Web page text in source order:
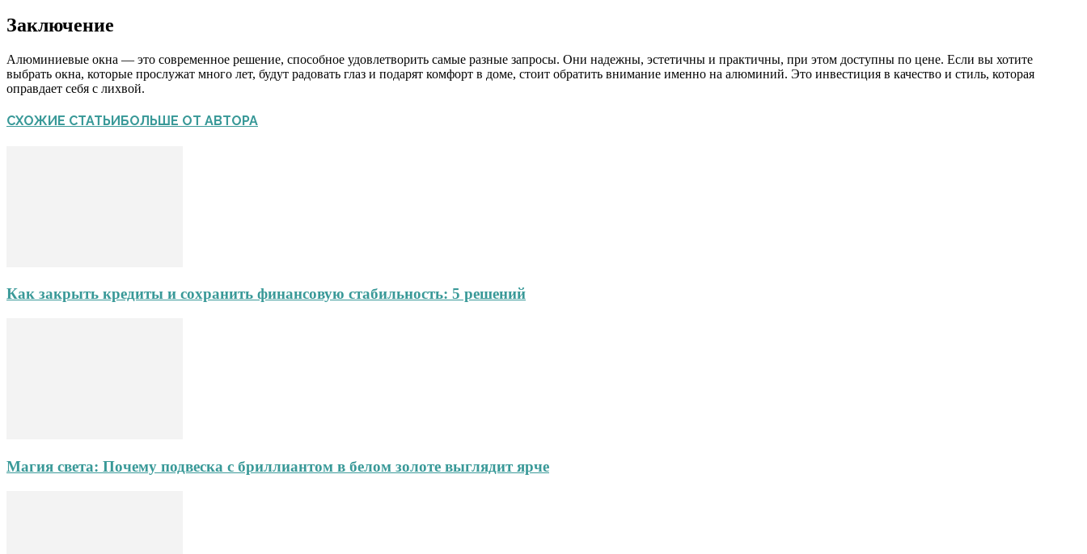
Заключение
Алюминиевые окна — это современное решение, способное удовлетворить самые разные запросы. Они надежны, эстетичны и практичны, при этом доступны по цене. Если вы хотите
выбрать окна, которые прослужат много лет, будут радовать глаз и подарят комфорт в доме, стоит обратить внимание именно на алюминий. Это инвестиция в качество и стиль, которая
оправдает себя с лихвой.
СХОЖИЕ СТАТЬИ БОЛЬШЕ ОТ АВТОРА
Как закрыть кредиты и сохранить финансовую стабильность: 5 решений
Магия света: Почему подвеска с бриллиантом в белом золоте выглядит ярче